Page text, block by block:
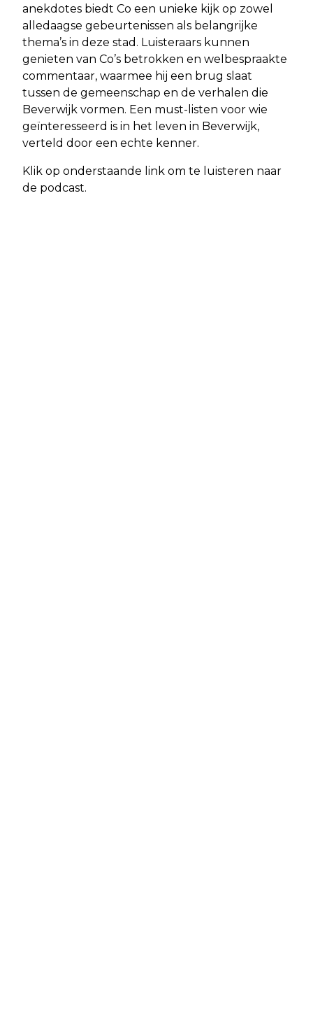
anekdotes biedt Co een unieke kijk op zowel
alledaagse gebeurtenissen als belangrijke
thema’s in deze stad. Luisteraars kunnen
genieten van Co’s betrokken en welbespraakte
commentaar, waarmee hij een brug slaat
tussen de gemeenschap en de verhalen die
Beverwijk vormen. Een must-listen voor wie
geïnteresseerd is in het leven in Beverwijk,
verteld door een echte kenner.
Klik op onderstaande link om te luisteren naar
de podcast.